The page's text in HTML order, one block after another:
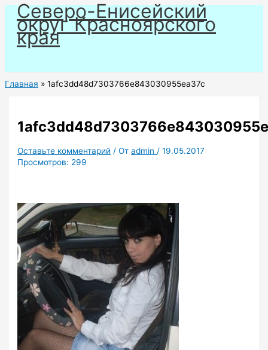
Перейти
содержимому
Северо-Енисейский
округ Красноярского
края
Главная 1afc3dd48d7303766e843030955ea37c
Оставьте комментарий / Отadmin /19.05.2017
Просмотров: 299